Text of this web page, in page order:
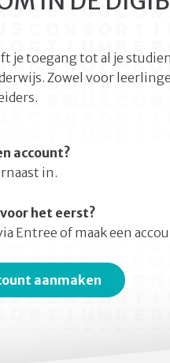
je toegang tot al je
Zowel voor
account?
in.
het eerst?
Entree of maak een
aanmaken